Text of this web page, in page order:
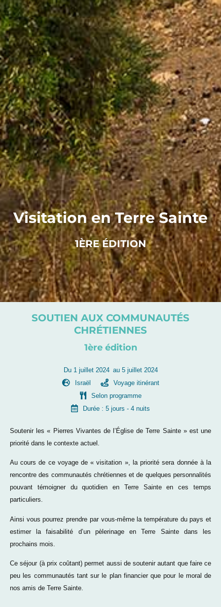
Visitation en Terre Sainte
1ÈRE ÉDITION
SOUTIEN AUX COMMUNAUTÉS
CHRÉTIENNES
1ère édition
Du 1 juillet 2024au 5 juillet 2024
Israël
Voyage itinérant
Selon programme
Durée : 5 jours - 4 nuits
Soutenir les « Pierres Vivantes de l’Église de Terre Sainte » est une
priorité dans le contexte actuel.
Au cours de ce voyage de « visitation », la priorité sera donnée à la
rencontre des communautés chrétiennes et de quelques personnalités
pouvant témoigner du quotidien en Terre Sainte en ces temps
particuliers.
Ainsi vous pourrez prendre par vous-même la température du pays et
estimer la faisabilité d’un pèlerinage en Terre Sainte dans les
prochains mois.
Ce séjour (à prix coûtant) permet aussi de soutenir autant que faire ce
peu les communautés tant sur le plan financier que pour le moral de
nos amis de Terre Sainte.